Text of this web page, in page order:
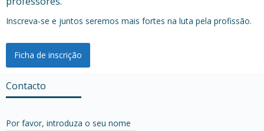
Inscreva-se e juntos seremos mais fortes na luta pela profissão.
Ficha de inscrição
Contacto
Por favor, introduza o seu nome